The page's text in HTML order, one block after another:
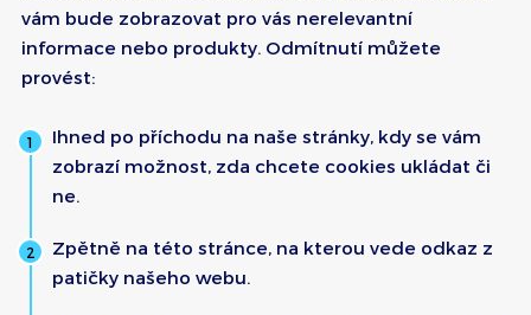
vám bude zobrazovat pro vás nerelevantní
informace nebo produkty. Odmítnutí můžete
provést:
Ihned po příchodu na naše stránky, kdy se vám
zobrazí možnost, zda chcete cookies ukládat či
ne.
Zpětně na této stránce, na kterou vede odkaz z
patičky našeho webu.